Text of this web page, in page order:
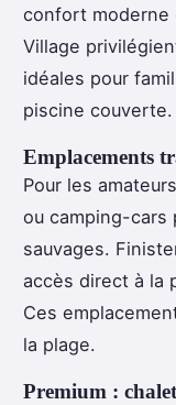
confort moderne
Village
idéales pour
piscine couverte.
Emplacements
Pour les
ou camping-cars
sauvages.
accès direct à la
Ces
la plage.
Premium :